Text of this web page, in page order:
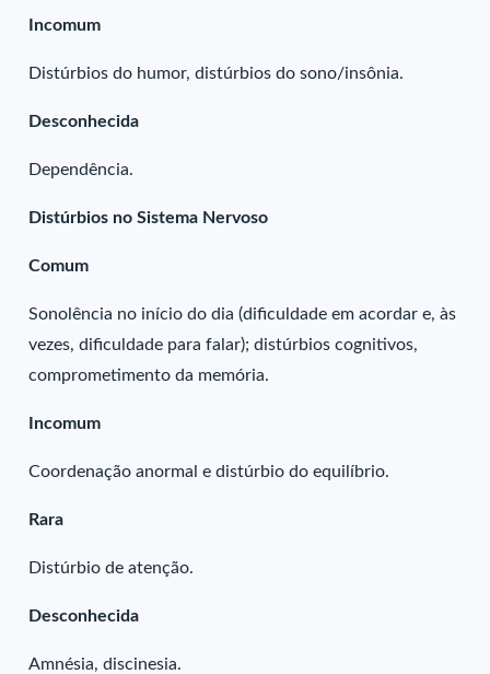
Incomum
Distúrbios do humor, distúrbios do sono/insônia.
Desconhecida
Dependência.
Distúrbios no Sistema Nervoso
Comum
Sonolência no início do dia (dificuldade em acordar e, às
vezes, dificuldade para falar); distúrbios cognitivos,
comprometimento da memória.
Incomum
Coordenação anormal e distúrbio do equilíbrio.
Rara
Distúrbio de atenção.
Desconhecida
Amnésia, discinesia.